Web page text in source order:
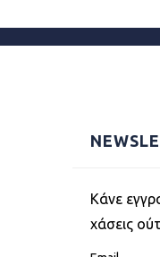
Kάνε
χάσεις